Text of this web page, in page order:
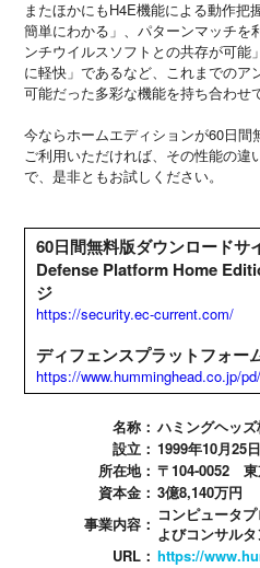
またほかにもH4E機能による動作把
簡単にわかる」、パターンマッチを
ンチウイルスソフトとの共存が可能
に軽快」であるなど、これまでのア
可能だった多彩な機能を持ち合わせ
今ならホームエディションが60日間
ご利用いただければ、その性能の
で、是非ともお試しください。
60日間無料版ダウンロードサ
Defense Platform Home
ジ
https://security.ec-current.com/
ディフェンスプラットフォー
https://www.humminghead.co.jp/
名称： ハミングヘッ
設立： 1999年10月25日
所在地： 〒104-0052 東
資本金： 3億8,140万円
事業内容： コンピュータ
よびコンサル
URL： https://